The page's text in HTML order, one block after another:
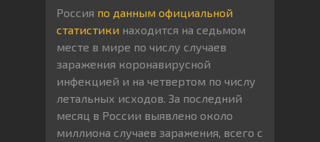
Россия по данным официальной
статистики находится на седьмом
месте в мире по числу случаев
заражения коронавирусной
инфекцией и на четвертом по числу
летальных исходов. За последний
месяц в России выявлено около
миллиона случаев заражения, всего с